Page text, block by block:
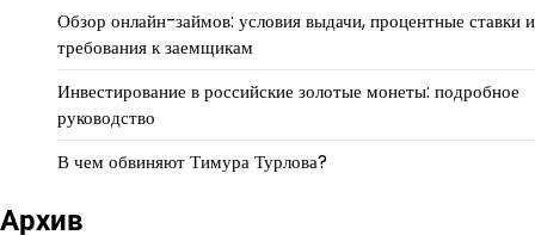
Обзор онлайн-займов: условия выдачи, процентные ставки и
требования к заемщикам
Инвестирование в российские золотые монеты: подробное
руководство
В чем обвиняют Тимура Турлова?
Архив